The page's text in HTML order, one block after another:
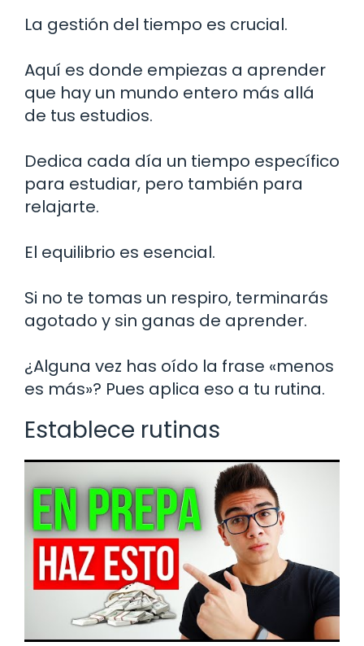
La gestión del tiempo es crucial.
Aquí es donde empiezas a aprender
que hay un mundo entero más allá
de tus estudios.
Dedica cada día un tiempo específico
para estudiar, pero también para
relajarte.
El equilibrio es esencial.
Si no te tomas un respiro, terminarás
agotado y sin ganas de aprender.
¿Alguna vez has oído la frase «menos
es más»? Pues aplica eso a tu rutina.
Establece rutinas